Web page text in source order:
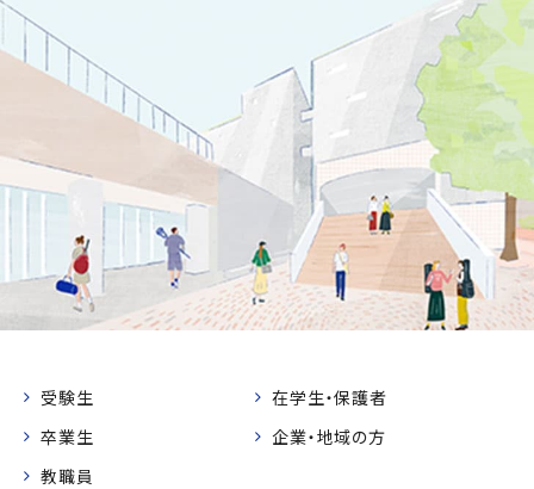
受験生
在学生・保護者
卒業生
企業・地域の方
教職員